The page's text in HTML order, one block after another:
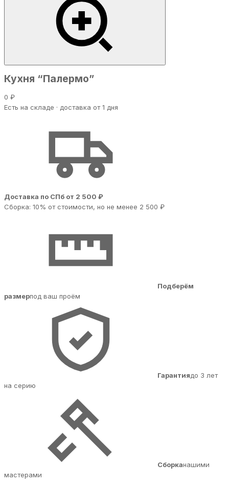
Кухня “Палермо”
0 ₽
Есть на складе · доставка от 1 дня
Доставка по СПб от 2 500 ₽
Сборка: 10% от стоимости, но не менее 2 500 ₽
Подберём
размерпод ваш проём
Гарантиядо 3 лет
на серию
Сборканашими
мастерами